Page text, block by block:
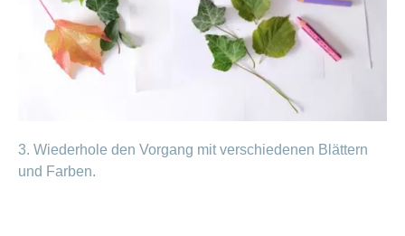
3. Wiederhole den Vorgang mit verschiedenen Blättern
und Farben.